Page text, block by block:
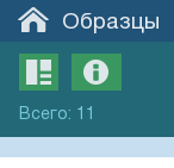
Образцы
Всего: 11